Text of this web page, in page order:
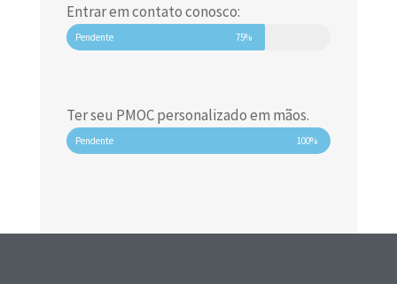
Entrar em contato conosco:
Pendente 75%
Ter seu PMOC personalizado em mãos.
Pendente 100%